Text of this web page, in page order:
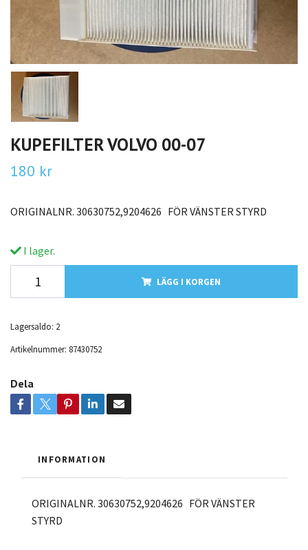
KUPEFILTER VOLVO 00-07
180 kr
ORIGINALNR. 30630752,9204626 FÖR VÄNSTER STYRD
I lager.
LÄGG I KORGEN
Lagersaldo: 2
Artikelnummer: 87430752
Dela
INFORMATION
ORIGINALNR. 30630752,9204626 FÖR VÄNSTER
STYRD